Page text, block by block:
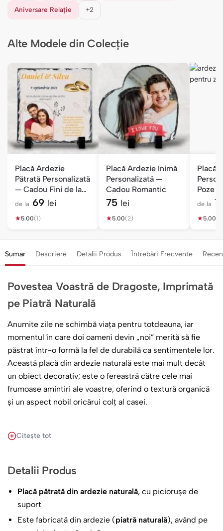
Aniversare Relație +2
Alte Modele din Colecție
Placă Ardezie
Pătrată Personalizată
— Cadou Fini de la
Nași
de la 69 lei
★5.00(1)
Placă Ardezie Inimă
Personalizată —
Cadou Romantic
75 lei
★5.00(2)
Placă
Poze
de la
★5.00
Sumar Descriere Detalii Produs Întrebări Frecvente
Povestea Voastră de Dragoste, Imprimată
pe Piatră Naturală
Anumite zile ne schimbă viața pentru totdeauna, iar
momentul în care doi oameni devin „noi” merită să fie
păstrat într-o formă la fel de durabilă ca sentimentele lor.
Această placă din ardezie naturală este mai mult decât
un obiect decorativ; este o fereastră către cele mai
frumoase amintiri ale voastre, oferind o textură organică
și un aspect nobil oricărui colț al casei.
plăcii găzduiește fotografia voastră preferată,
integrată cu un efect de „watercolor brush” care se
topește natural în textura rocii.
Citește tot
Detalii Produs
Placă pătrată din ardezie naturală, cu piciorușe de
suport
Este fabricată din ardezie (piatră naturală), având pe